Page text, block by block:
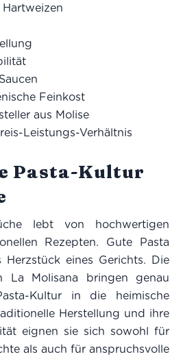
Hartweizen
Feinkost
aus Molise
Leistungs-Verhältnis
Pasta-Kultur
lebt von hochwertigen
Rezepten. Gute Pasta
eines Gerichts. Die
La Molisana bringen genau
Kultur in die heimische
Herstellung und ihre
eignen sie sich sowohl für
als auch für anspruchsvolle